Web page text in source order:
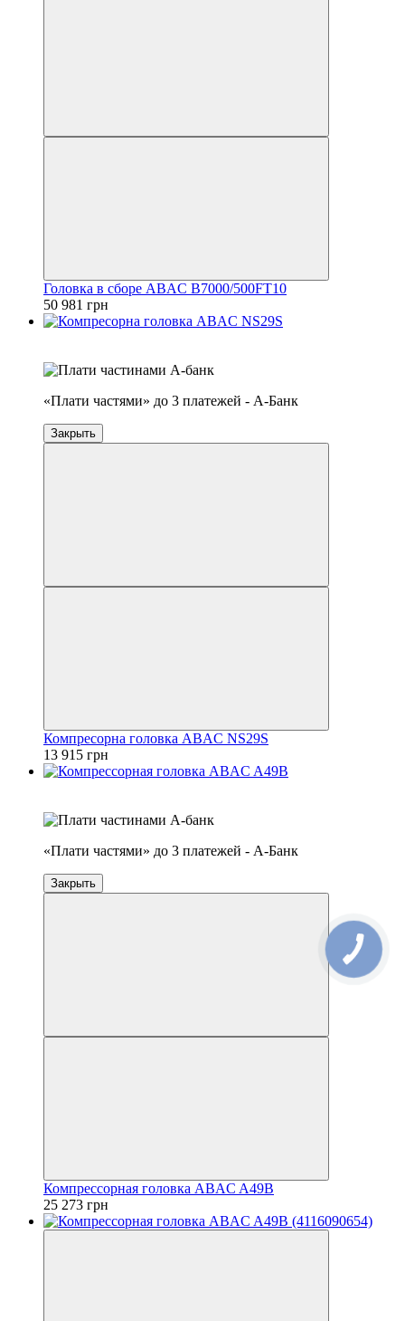
Головка в сборе ABAC B7000/500FT10
50 981 грн
«Плати частями» до 3 платежей - А-Банк
Закрыть
Компресорна головка ABAC NS29S
13 915 грн
«Плати частями» до 3 платежей - А-Банк
Закрыть
Компрессорная головка ABAC A49B
25 273 грн